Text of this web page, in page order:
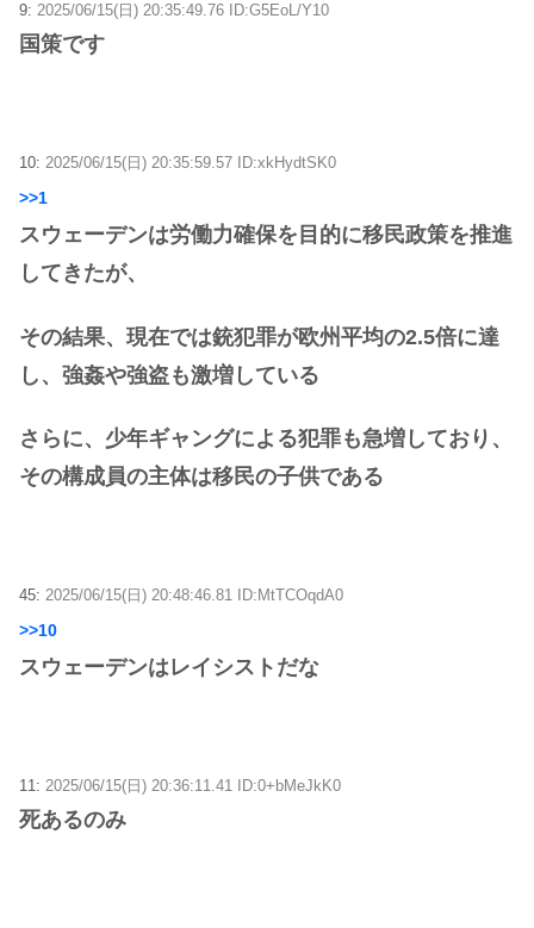
9: 2025/06/15(日) 20:35:49.76 ID:G5EoL/Y10
国策です
10: 2025/06/15(日) 20:35:59.57 ID:xkHydtSK0
>>1
スウェーデンは労働力確保を目的に移民政策を推進
してきたが、
その結果、現在では銃犯罪が欧州平均の2.5倍に達
し、強姦や強盗も激増している
さらに、少年ギャングによる犯罪も急増しており、
その構成員の主体は移民の子供である
45: 2025/06/15(日) 20:48:46.81 ID:MtTCOqdA0
>>10
スウェーデンはレイシストだな
11: 2025/06/15(日) 20:36:11.41 ID:0+bMeJkK0
死あるのみ